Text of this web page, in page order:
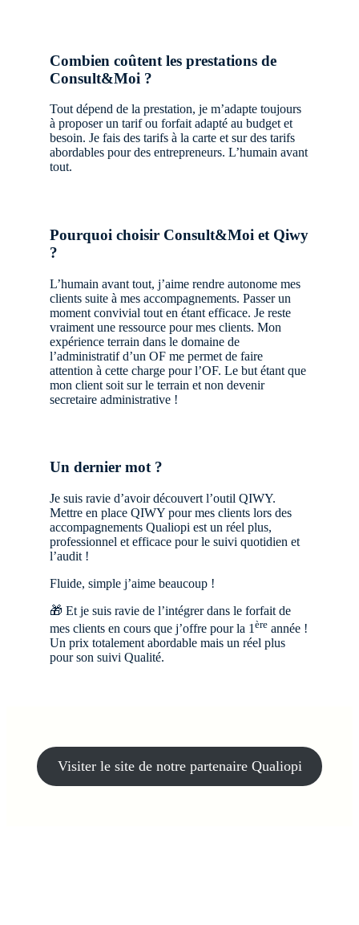
Combien coûtent les prestations de
Consult&Moi ?
Tout dépend de la prestation, je m’adapte toujours
à proposer un tarif ou forfait adapté au budget et
besoin. Je fais des tarifs à la carte et sur des tarifs
abordables pour des entrepreneurs. L’humain avant
tout.
Pourquoi choisir Consult&Moi et Qiwy
?
L’humain avant tout, j’aime rendre autonome mes
clients suite à mes accompagnements. Passer un
moment convivial tout en étant efficace. Je reste
vraiment une ressource pour mes clients. Mon
expérience terrain dans le domaine de
l’administratif d’un OF me permet de faire
attention à cette charge pour l’OF. Le but étant que
mon client soit sur le terrain et non devenir
secretaire administrative !
Un dernier mot ?
Je suis ravie d’avoir découvert l’outil QIWY.
Mettre en place QIWY pour mes clients lors des
accompagnements Qualiopi est un réel plus,
professionnel et efficace pour le suivi quotidien et
l’audit !
Fluide, simple j’aime beaucoup !
🎁 Et je suis ravie de l’intégrer dans le forfait de
mes clients en cours que j’offre pour la 1ère année !
Un prix totalement abordable mais un réel plus
pour son suivi Qualité.
Visiter le site de notre partenaire Qualiopi